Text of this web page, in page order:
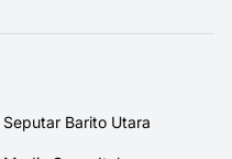
Seputar Barito Utara